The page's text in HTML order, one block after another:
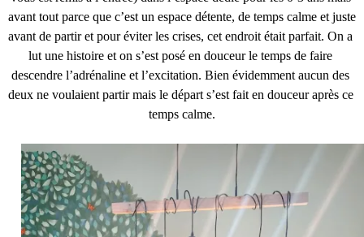
avant tout parce que c’est un espace détente, de temps calme et juste
avant de partir et pour éviter les crises, cet endroit était parfait. On a
lut une histoire et on s’est posé en douceur le temps de faire
descendre l’adrénaline et l’excitation. Bien évidemment aucun des
deux ne voulaient partir mais le départ s’est fait en douceur après ce
temps calme.